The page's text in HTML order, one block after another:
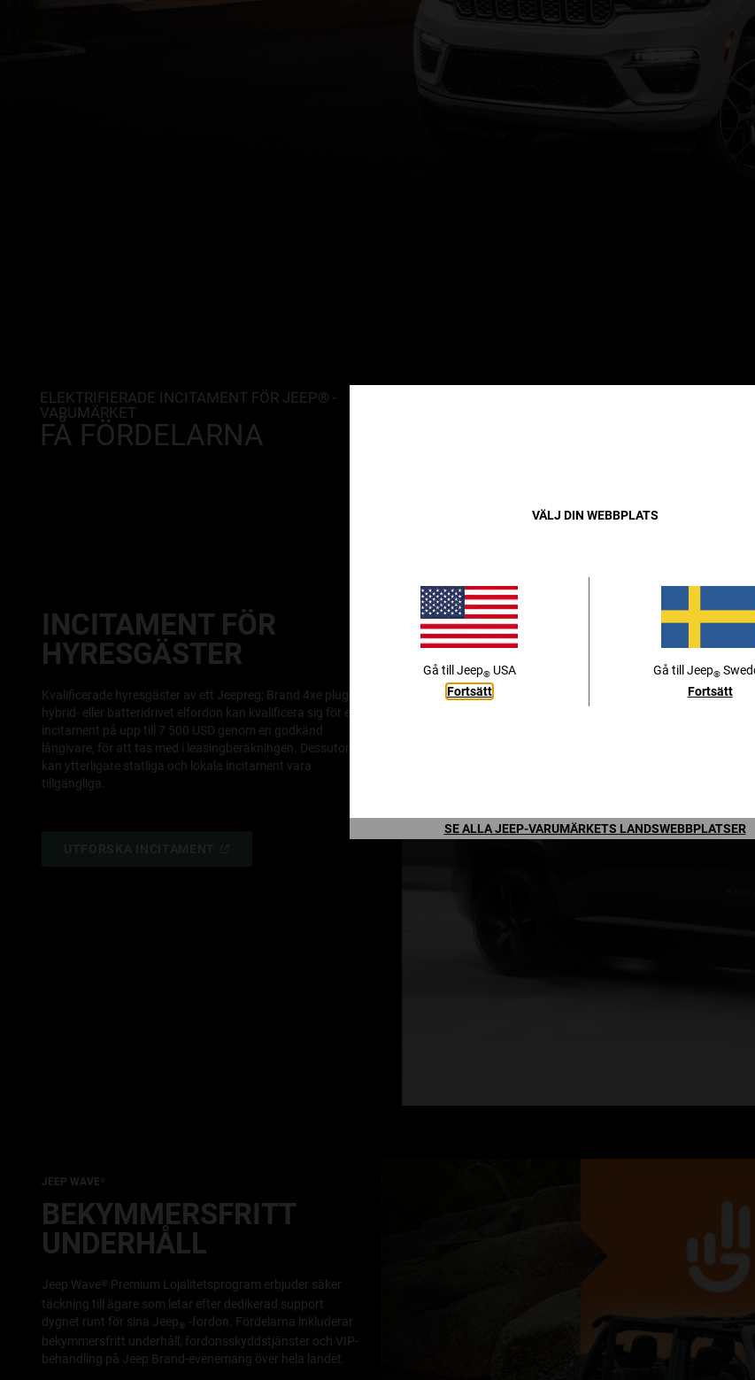
Close
VÄLJ DIN WEBBPLATS
Gå till Jeep® USA
Fortsätt
Gå till Jeep®
Fortsätt
SE ALLA JEEP-VARUMÄRKETS LANDSWEBBPLATSER
ELEKTRIFIERADE INCITAMENT FÖR JEEP® -
VARUMÄRKET
FÅ FÖRDELARNA
Det finns mer att köra ett Jeep® Brand 4xe-fordon än
INCITAMENT FÖR
HYRESGÄSTER
Kvalificerade hyresgäster av ett Jeepreg; Brand 4xe plug-in
hybrid- eller batteridrivet elfordon kan kvalificera sig för ett
incitament på upp till 7 500 USD genom en godkänd
långivare, för att tas med i leasingberäkningen. Dessutom
kan ytterligare statliga och lokala incitament vara
tillgängliga.
JEEP WAVE ®
BEKYMMERSFRITT
UNDERHÅLL
Jeep Wave®
Premium Lojalitetsprogram erbjuder säker
täckning till ägare som letar efter dedikerad support
dygnet runt för sina Jeep® -fordon. Fördelarna inkluderar
bekymmersfritt underhåll, fordonsskyddstjänster och VIP-
behandling på Jeep Brand-evenemang över hela landet.